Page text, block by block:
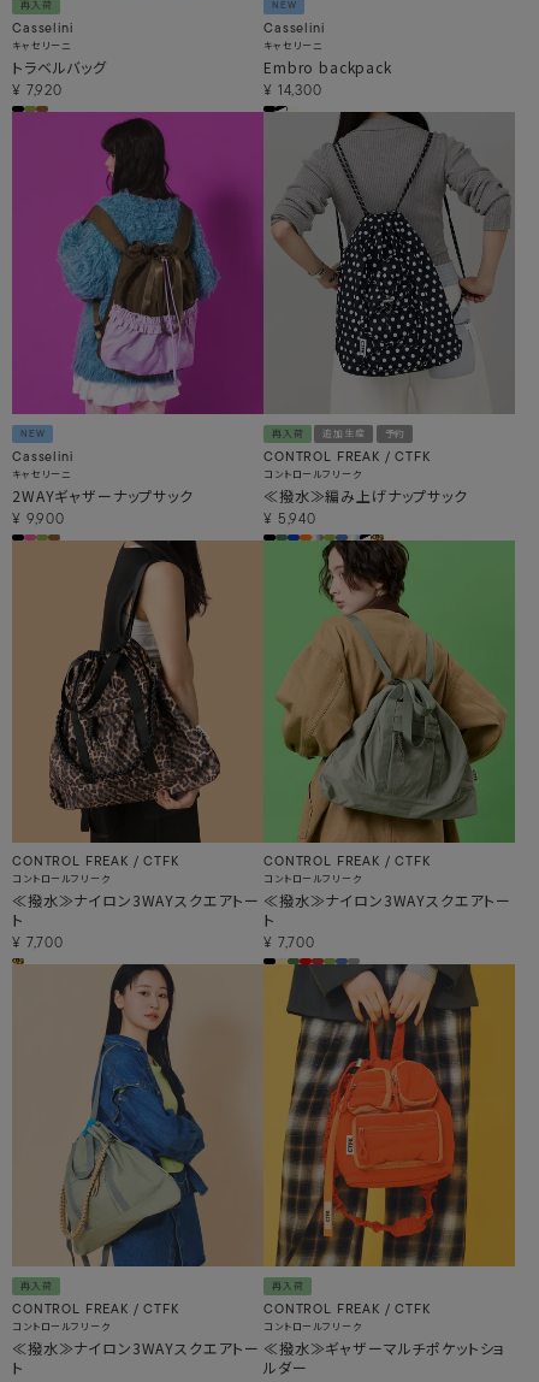
再入荷
Casselini
キャセリーニ
トラベルバッグ
¥ 7,920
NEW
Casselini
キャセリーニ
Embro backpack
¥ 14,300
NEW
Casselini
キャセリーニ
2WAYギャザーナップサック
¥ 9,900
再入荷 追加生産 予約
CONTROL FREAK / CTFK
コントロールフリーク
≪撥水≫編み上げナップサック
¥ 5,940
CONTROL FREAK / CTFK
コントロールフリーク
≪撥水≫ナイロン3WAYスクエアトー
ト
¥ 7,700
CONTROL FREAK / CTFK
コントロールフリーク
≪撥水≫ナイロン3WAYスクエアトー
ト
¥ 7,700
再入荷
CONTROL FREAK / CTFK
コントロールフリーク
≪撥水≫ナイロン3WAYスクエアトー
ト
再入荷
CONTROL FREAK / CTFK
コントロールフリーク
≪撥水≫ギャザーマルチポケットショ
ルダー